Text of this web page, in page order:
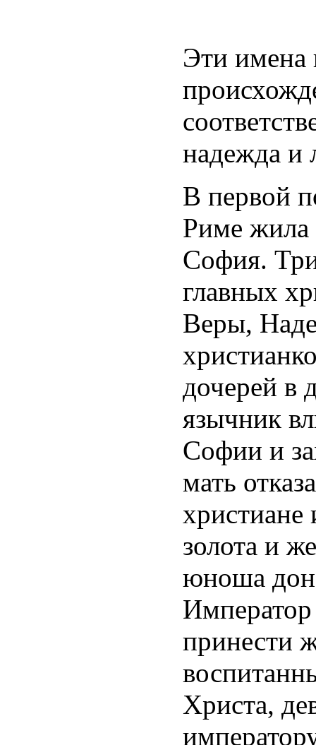
Эти имена
надежда и
В первой
Риме жила
София.
главных
Веры,
дочерей в
язычник
Софии и
мать
христиане
золота и
юноша
Император
принести
Христа,